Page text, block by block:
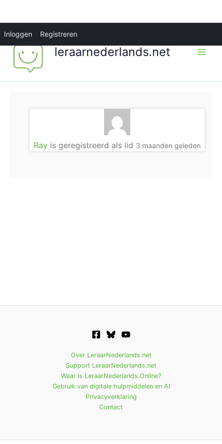
Inloggen Registreren
inhoud
leraarnederlands.net
Ray is geregistreerd als lid 3 maanden geleden
Over LeraarNederlands.net
Support LeraarNederlands.net
Waar is LeraarNederlands.Online?
Gebruik van digitale hulpmiddelen en AI
Privacyverklaring
Contact